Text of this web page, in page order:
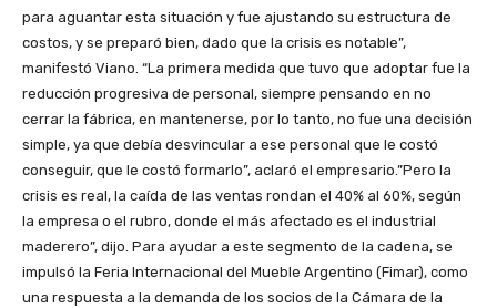
para aguantar esta situación y fue ajustando su estructura de
costos, y se preparó bien, dado que la crisis es notable”,
manifestó Viano. “La primera medida que tuvo que adoptar fue la
reducción progresiva de personal, siempre pensando en no
cerrar la fábrica, en mantenerse, por lo tanto, no fue una decisión
simple, ya que debía desvincular a ese personal que le costó
conseguir, que le costó formarlo”, aclaró el empresario.”Pero la
crisis es real, la caída de las ventas rondan el 40% al 60%, según
la empresa o el rubro, donde el más afectado es el industrial
maderero”, dijo. Para ayudar a este segmento de la cadena, se
impulsó la Feria Internacional del Mueble Argentino (Fimar), como
una respuesta a la demanda de los socios de la Cámara de la